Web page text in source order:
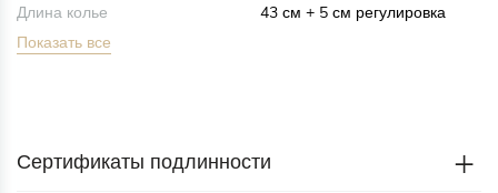
Длина колье
43 см + 5 см регулировка
Показать все
Сертификаты подлинности